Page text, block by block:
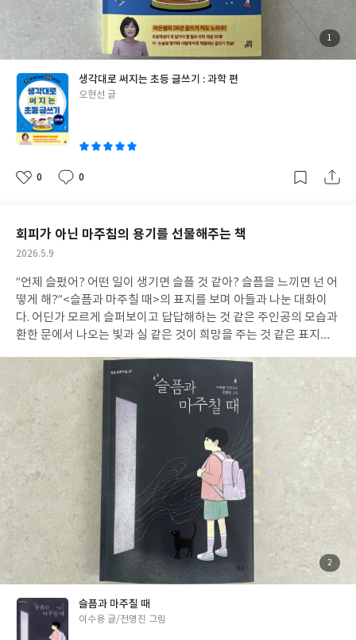
각하는 힘이 키워지는 이 책이 참 고맙다. 이 책과 함께 차근차근 아
들과 글쓰기를 꾸준히 해보려한다. 포기하지 않고 끝까지!! #서평단
#생각대로써지는초등글쓰기 #오현선 #길벗키즈 #초등글쓰기책추
천
첨
부
사
1
생각대로 써지는 초등 글쓰기 : 과학 편
글
오현선 글
좋
0
댓
0
작
회피가 아닌 마주침의 용기를 선물해주는 책
작
일
2026.5.9
“언제 슬펐어? 어떤 일이 생기면 슬플 것 같아? 슬픔을 느끼면 넌 어
떻게 해?”<슬픔과 마주칠 때>의 표지를 보며 아들과 나눈 대화이
다. 어딘가 모르게 슬퍼보이고 답답해하는 것 같은 주인공의 모습과
환한 문에서 나오는 빛과 실 같은 것이 희망을 주는 것 같은 표지가
죽음이라는 예상하지 못했던 슬픔과 마주친다. 그리고 슬프지 않고
살 수 있는 방법에 대한 고민을 하고 직접 그 방법을 찾아 떠난다. 그
리고 준은 세번째 인생으로 도망치려는 아저씨, 다 같이 붙어서 하
나가 되는 꿈을 연구 중인 아주머니, 쉼 없이 과자를 먹으며 슬픔을
잊으려는 남자, 떠돌이 고양이, 수놓는 할아버지를 만난다. 그 만남
들을 통해 준은 슬프지 않고 살아가는 방법을 스스로 고민하고 성장
해간다. 나와 아들도 준이의 발걸음을 따라가며 슬픔은 감추고 피해
야 하는 것이 아닌 나에게 일어나는 모든 일들을 있는 그대로 받아들
이고 표현하며 살아가야 함을 알 수 있었다. p. 80기쁜 일이 그냥 일
어나듯이 슬픔 일도 그냥 일어나는 거야. 세상에 일어나지 말아야 할
일은 없어. p. 98다들 모르고 있지만 각자 끊임없이 수를 놓는 중이
란다. 자신에게 주어진 삶을 살면서 자기 그림을 완성하는 중이지.
슬프면 슬퍼하고, 기쁘면 기뻐하며 살아가는 하루하루가 쌓여 나만
의 삶이 완성되고 있다. 그리고 나 혼자가 아닌 함께 살아가고 있다.
우리에게 일어나는 모든 일들을 회피가 아닌 마주침으로써 나의 삶
이 더 단단하게 성장할 수 있음을 다시 한 번 느끼며 책장을 덮을 수
첨
부
된
사
2
슬픔과 마주칠 때
글
이수용 글/전명진 그림